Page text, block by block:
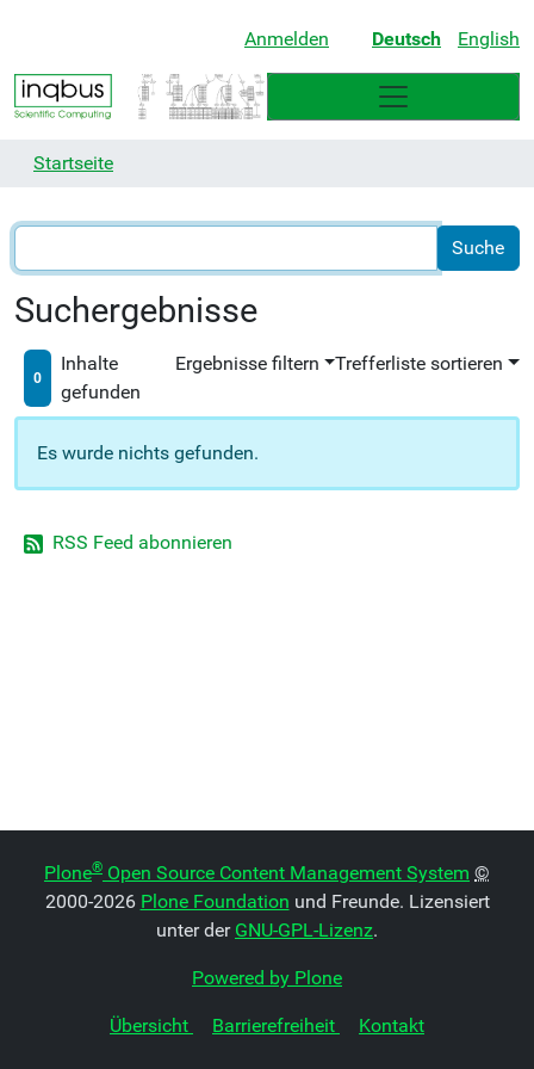
Anmelden Deutsch English
Startseite
Suchergebnisse
0
Inhalte
gefunden
Ergebnisse filtern Trefferliste sortieren
Es wurde nichts gefunden.
RSS Feed abonnieren
Plone® Open Source Content Management System ©
2000-2026 Plone Foundation und Freunde. Lizensiert
unter der GNU-GPL-Lizenz.
Powered by Plone
Übersicht Barrierefreiheit Kontakt